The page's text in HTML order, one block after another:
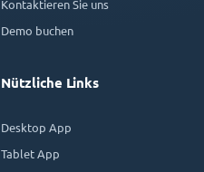
Kontaktieren Sie uns
Demo buchen
Nützliche Links
Desktop App
Tablet App